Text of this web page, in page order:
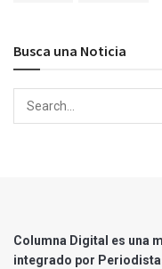
Busca una Noticia
Columna Digital es una
integrado por